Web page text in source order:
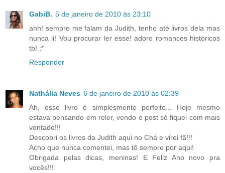
GabiB. 5 de janeiro de 2010 às 23:10
ahh! sempre me falam da Judith, tenho até livros dela mas
nunca li! Vou procurar ler esse! adoro romances históricos
tb! ;*
Responder
Nathália Neves 6 de janeiro de 2010 às 02:39
Ah, esse livro é simplesmente perfeito... Hoje mesmo
estava pensando em reler, vendo o post só fiquei com mais
vontade!!!
Descobri os livros da Judith aqui no Chá e virei fã!!!
Acho que nunca comentei, mas tô sempre por aqui!
Obrigada pelas dicas, meninas! E Feliz Ano novo pra
vocês!!!